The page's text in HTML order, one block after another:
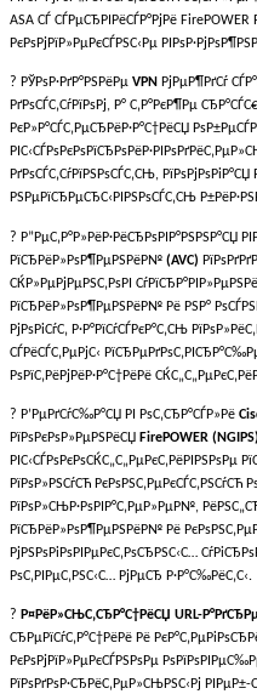
ASA СЃ СЃРµСЂРІРёСЃР°РјРё
РєРѕРјРїР»РµРєСЃРЅС‹Рµ
? РЎРѕР·РґР°РЅРёРµ VPN РјРµР¶РґСѓ
РґРѕСЃС‚СѓРїРѕРј, Р° С‚Р°РєР¶Рµ
РєР»Р°СЃС‚РµСЂРёР·Р°С†РёСЏ
РґРѕСЃС‚СѓРїРЅРѕСЃС‚СЊ,
РЅРµРїСЂРµСЂС‹РІРЅРѕСЃС‚СЊ
? Р”РµС‚Р°Р»РёР·РёСЂРѕРІР°РЅРЅР°СЏ
РїСЂРёР»РѕР¶РµРЅРёР№ (AVC)
СЌР»РµРјРµРЅС‚РѕРІ
РїСЂРёР»РѕР¶РµРЅРёР№ Рё РЅР°
РјРѕРіСѓС‚ Р·Р°РїСѓСЃРєР°С‚СЊ
СЃРёСЃС‚РµРјС‹
РѕРїС‚РёРјРёР·Р°С†РёРё
? Р’РµРґСѓС‰Р°СЏ РІ РѕС‚СЂР°СЃР»Рё
РїРѕРєРѕР»РµРЅРёСЏ FirePOWER (NGIPS)
РІС‹СЃРѕРєРѕСЌС„С„РµРєС‚РёРІРЅРѕРµ
РїРѕР»РЅСѓСЋ РєРѕРЅС‚РµРєСЃС‚РЅСѓСЋ
РїРѕР»СЊР·РѕРІР°С‚РµР»РµР№,
РїСЂРёР»РѕР¶РµРЅРёР№ Рё
РјРЅРѕРіРѕРІРµРєС‚РѕСЂРЅС‹С…
РѕС‚РІРµС‚РЅС‹С… РјРµСЂ Р·Р°С‰РёС‚С‹.
? Р¤РёР»СЊС‚СЂР°С†РёСЏ URL-
СЂРµРїСѓС‚Р°С†РёРё Рё
РєРѕРјРїР»РµРєСЃРЅРѕРµ
РїРѕРґРѕР·СЂРёС‚РµР»СЊРЅС‹Рј РІРµР±-